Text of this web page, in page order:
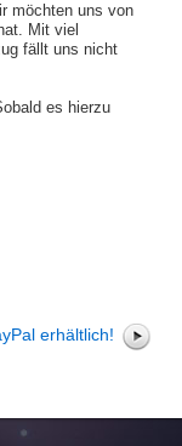
möchten uns von
Mit viel
fällt uns nicht
es hierzu
erhältlich!